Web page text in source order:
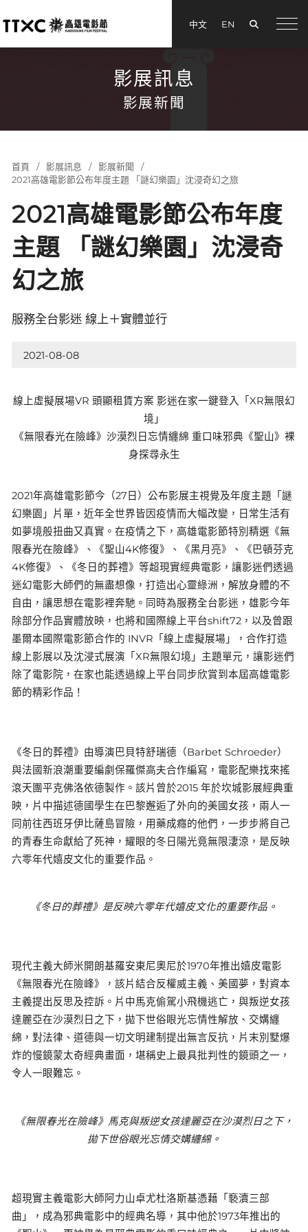
中文 EN
影展訊息
影展新聞
首頁 影展訊息
影展新聞
2021高雄電影節公布年度主題 「謎幻樂園」沈浸奇幻之旅
2021高雄電影節公布年度
主題 「謎幻樂園」沈浸奇
幻之旅
服務全台影迷 線上＋實體並行
2021-08-08
線上虛擬展場VR 頭顯租賃方案 影迷在家一鍵登入「XR無限幻
境」
《無限春光在險峰》沙漠烈日忘情纏綿 重口味邪典《聖山》裸
身探尋永生
2021年高雄電影節今（27日）公布影展主視覺及年度主題「謎
幻樂園」片單，近年全世界皆因疫情而大幅改變，日常生活有
如夢境般扭曲又真實。在疫情之下，高雄電影節特別精選《無
限春光在險峰》、《聖山4K修復》、《黑月亮》、《巴頓芬克
4K修復》、《冬日的葬禮》等超現實經典電影，讓影迷們透過
迷幻電影大師們的無盡想像，打造出心靈綠洲，解放身體的不
自由，讓思想在電影裡奔馳。同時為服務全台影迷，雄影今年
除部分作品實體放映，也將和國際線上平台shift72，以及曾跟
墨爾本國際電影節合作的 INVR「線上虛擬展場」，合作打造
線上影展以及沈浸式展演「XR無限幻境」主題單元，讓影迷們
除了電影院，在家也能透過線上平台同步欣賞到本屆高雄電影
節的精彩作品！
《冬日的葬禮》由導演巴貝特舒瑞德（Barbet Schroeder）
與法國新浪潮重要編劇保羅傑高夫合作編寫，電影配樂找來搖
滾天團平克佛洛依德製作。該片曾於2015 年於坎城影展經典重
映，片中描述德國學生在巴黎邂逅了外向的美國女孩，兩人一
同前往西班牙伊比薩島冒險，用藥成癮的他們，一步步將自己
的青春生命獻給了死神，耀眼的冬日陽光竟無限淒涼，是反映
六零年代嬉皮文化的重要作品。
《冬日的葬禮》是反映六零年代嬉皮文化的重要作品。
現代主義大師米開朗基羅安東尼奧尼於1970年推出嬉皮電影
《無限春光在險峰》，該片結合反權威主義、美國夢，對資本
主義提出反思及控訴。片中馬克偷駕小飛機逃亡，與叛逆女孩
達麗亞在沙漠烈日之下，拋下世俗眼光忘情性解放、交媾纏
綿，對法律、道德與一切文明建制提出無言反抗，片末別墅爆
炸的慢鏡蒙太奇經典畫面，堪稱史上最具批判性的鏡頭之一，
令人一眼難忘。
《無限春光在險峰》馬克與叛逆女孩達麗亞在沙漠烈日之下，
拋下世俗眼光忘情交媾纏綿。
超現實主義電影大師阿力山卓尤杜洛斯基憑藉「褻瀆三部
曲」，成為邪典電影中的經典名導，其中他於1973年推出的